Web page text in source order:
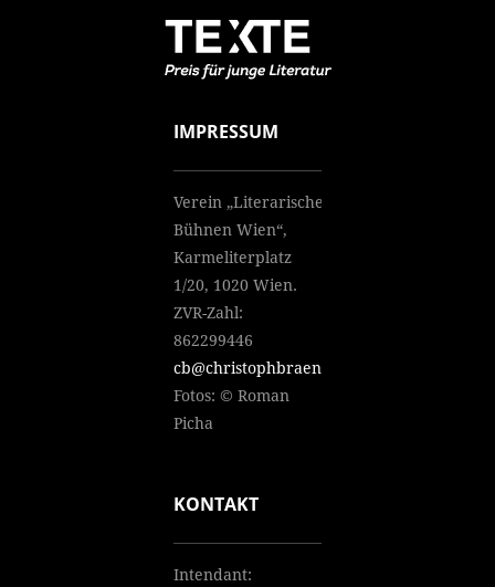
IMPRESSUM
Verein „Literarische
Bühnen Wien“,
Karmeliterplatz
1/20, 1020 Wien.
ZVR-Zahl:
862299446
cb@christophbraendle.net
Fotos: © Roman
Picha
KONTAKT
Intendant: